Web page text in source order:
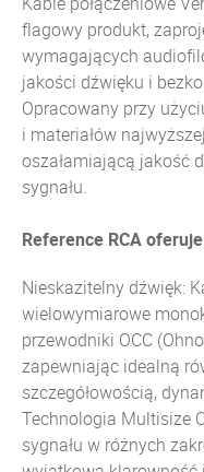
flagowy produkt,
wymagających
jakości dźwięku i
Opracowany przy
i materiałów
oszałamiającą jakość
sygnału.
Reference RCA
Nieskazitelny dźwięk:
wielowymiarowe
przewodniki OCC
zapewniając idealną
szczegółowością,
Technologia Multisize
sygnału w różnych